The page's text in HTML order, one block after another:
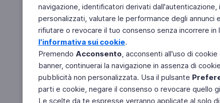
navigazione, identificatori derivati
personalizzati, valutare le performance degli
rifiutare o revocare il tuo consenso senza incorrere
l'informativa sui cookie.
Premendo Acconsento, acconsenti all'uso di
banner, continuerai la navigazione in assenza di
pubblicità non personalizzata. Usa il pulsante
parti e cookie, negare il consenso o revocare quello
Le scelte da te espresse verranno applicate al solo